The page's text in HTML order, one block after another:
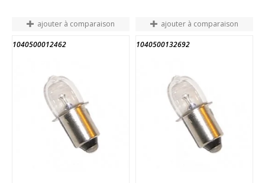
ajouter à comparaison
1040500012462
ajouter à comparaison
1040500132692